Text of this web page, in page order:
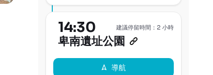
14:30
卑南遺址公園
建議停留時間：2 小時
導航